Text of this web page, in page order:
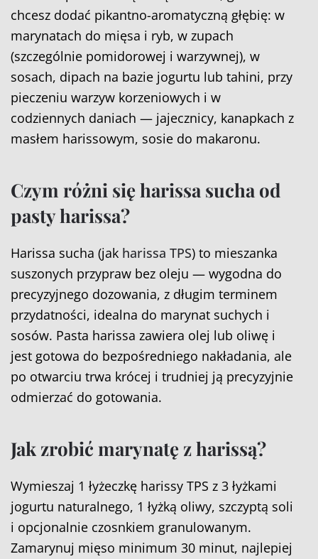
chcesz dodać pikantno-aromatyczną głębię: w
marynatach do mięsa i ryb, w zupach
(szczególnie pomidorowej i warzywnej), w
sosach, dipach na bazie jogurtu lub tahini, przy
pieczeniu warzyw korzeniowych i w
codziennych daniach — jajecznicy, kanapkach z
masłem harissowym, sosie do makaronu.
Czym różni się harissa sucha od
pasty harissa?
Harissa sucha (jak harissa TPS) to mieszanka
suszonych przypraw bez oleju — wygodna do
precyzyjnego dozowania, z długim terminem
przydatności, idealna do marynat suchych i
sosów. Pasta harissa zawiera olej lub oliwę i
jest gotowa do bezpośredniego nakładania, ale
po otwarciu trwa krócej i trudniej ją precyzyjnie
odmierzać do gotowania.
Jak zrobić marynatę z harissą?
Wymieszaj 1 łyżeczkę harissy TPS z 3 łyżkami
jogurtu naturalnego, 1 łyżką oliwy, szczyptą soli
i opcjonalnie czosnkiem granulowanym.
Zamarynuj mięso minimum 30 minut, najlepiej